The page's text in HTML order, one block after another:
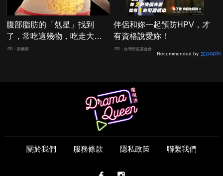
腹部脂肪的「剋星」找到
了，常吃這幾物，吃走大肚
囊，瘦出小蠻腰
PR・新素簡
伴侶和妳一起預防HPV，才
有資格說愛妳！
PR・台灣癌症基金會
Recommended by
關於我們 服務條款 隱私政策 聯繫我們